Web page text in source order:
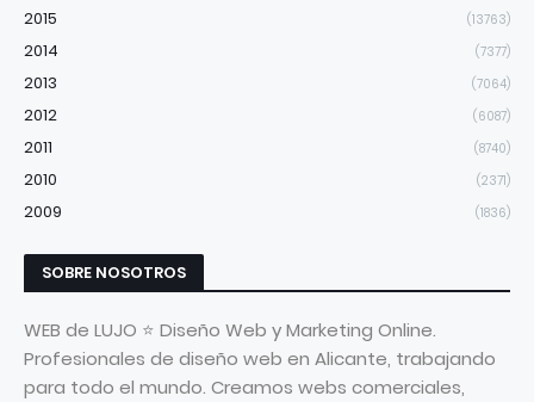
2015 (13763)
2014 (7377)
2013 (7064)
2012 (6087)
2011 (8740)
2010 (2371)
2009 (1836)
SOBRE NOSOTROS
WEB de LUJO ⭐ Diseño Web y Marketing Online.
Profesionales de diseño web en Alicante, trabajando
para todo el mundo. Creamos webs comerciales,